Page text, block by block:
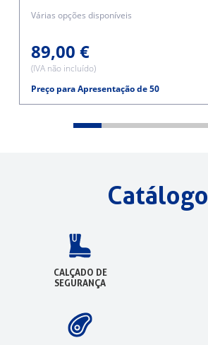
Várias opções disponíveis
89,00 €
(IVA não incluído)
Preço para Apresentação de 50
Catálogo
CALÇADO DE
SEGURANÇA